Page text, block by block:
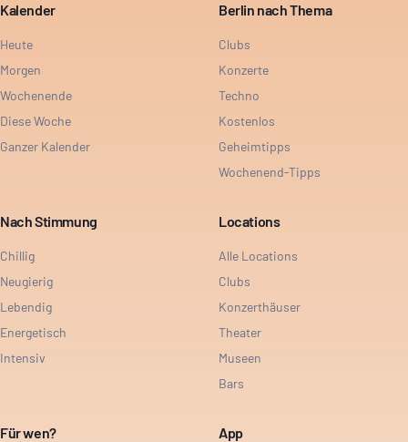
Kalender
Heute
Morgen
Wochenende
Diese Woche
Ganzer Kalender
Berlin nach Thema
Clubs
Konzerte
Techno
Kostenlos
Geheimtipps
Wochenend-Tipps
Nach Stimmung
Chillig
Neugierig
Lebendig
Energetisch
Intensiv
Locations
Alle Locations
Clubs
Konzerthäuser
Theater
Museen
Bars
Für wen? App